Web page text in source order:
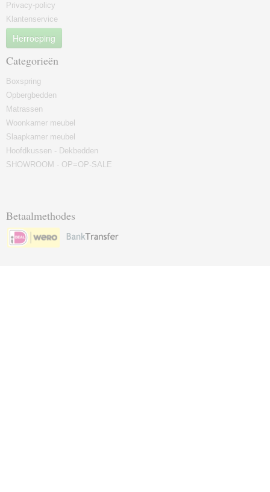
Privacy-policy
Klantenservice
Herroeping
Categorieën
Boxspring
Opbergbedden
Matrassen
Woonkamer meubel
Slaapkamer meubel
Hoofdkussen - Dekbedden
SHOWROOM - OP=OP-SALE
Betaalmethodes